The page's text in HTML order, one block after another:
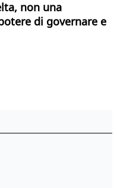
non una
di governare e